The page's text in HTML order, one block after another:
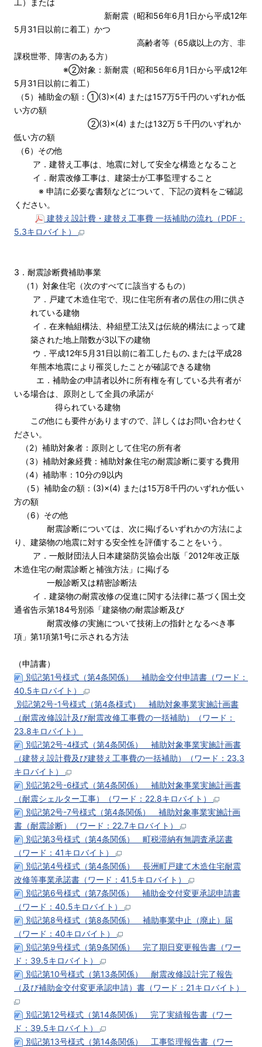
新耐震（昭和56年6月1日から平成12年
5月31日以前に着工）かつ
高齢者等（65歳以上の方、非
課税世帯、障害のある方）
※②対象：新耐震（昭和56年6月1日から平成12年
5月31日以前に着工）
（5）補助金の額：①(3)×(4) または157万5千円のいずれか低
い方の額
②(3)×(4) または132万５千円のいずれか
低い方の額
（6）その他
ア．建替え工事は、地震に対して安全な構造となること
イ．耐震改修工事は、建築士が工事監理すること
※ 申請に必要な書類などについて、下記の資料をご確認
ください。
建替え設計費・建替え工事費 一括補助の流れ（PDF：
5.3キロバイト）
3．耐震診断費補助事業
（1）対象住宅（次のすべてに該当するもの）
ア．戸建て木造住宅で、現に住宅所有者の居住の用に供さ
れている建物
イ．在来軸組構法、枠組壁工法又は伝統的構法によって建
築された地上階数が3以下の建物
ウ．平成12年5月31日以前に着工したもの､または平成28
年熊本地震により罹災したことが確認できる建物
エ．補助金の申請者以外に所有権を有している共有者が
いる場合は、原則として全員の承諾が
得られている建物
この他にも要件がありますので、詳しくはお問い合わせく
ださい。
（2）補助対象者：原則として住宅の所有者
（3）補助対象経費：補助対象住宅の耐震診断に要する費用
（4）補助率：10分の9以内
（5）補助金の額：(3)×(4) または15万8千円のいずれか低い
方の額
（6）その他
耐震診断については、次に掲げるいずれかの方法によ
り、建築物の地震に対する安全性を評価することをいう。
ア．一般財団法人日本建築防災協会出版「2012年改正版
木造住宅の耐震診断と補強方法」に掲げる
一般診断又は精密診断法
イ．建築物の耐震改修の促進に関する法律に基づく国土交
通省告示第184号別添「建築物の耐震診断及び
耐震改修の実施について技術上の指針となるべき事
項」第1項第1号に示される方法
（申請書）
別記第1号様式（第4条関係） 補助金交付申請書（ワード：
40.5キロバイト）
別記第2号-1号様式（第4条様式） 補助対象事業実施計画書
（耐震改修設計及び耐震改修工事費の一括補助）（ワード：
23.8キロバイト）
別記第2号-4様式（第4条関係） 補助対象事業実施計画書
（建替え設計費及び建替え工事費の一括補助）（ワード：23.3
キロバイト）
別記第2号-6様式（第4条関係） 補助対象事業実施計画書
（耐震シェルター工事）（ワード：22.8キロバイト）
別記第2号-7号様式（第4条関係） 補助対象事業実施計画
書（耐震診断）（ワード：22.7キロバイト）
別記第3号様式（第4条関係） 町税滞納有無調査承諾書
（ワード：41キロバイト）
別記第4号様式（第4条関係） 長洲町戸建て木造住宅耐震
改修等事業承諾書（ワード：41.5キロバイト）
別記第6号様式（第7条関係） 補助金交付変更承認申請書
（ワード：40.5キロバイト）
別記第8号様式（第8条関係） 補助事業中止（廃止）届
（ワード：40キロバイト）
別記第9号様式（第9条関係） 完了期日変更報告書（ワー
ド：39.5キロバイト）
別記第10号様式（第13条関係） 耐震改修設計完了報告
（及び補助金交付変更承認申請）書（ワード：21キロバイト）
別記第12号様式（第14条関係） 完了実績報告書（ワー
ド：39.5キロバイト）
別記第13号様式（第14条関係） 工事監理報告書（ワー